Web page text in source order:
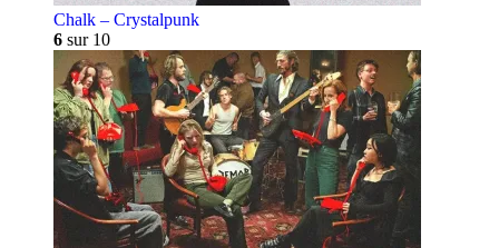
Chalk – Crystalpunk
6 sur 10